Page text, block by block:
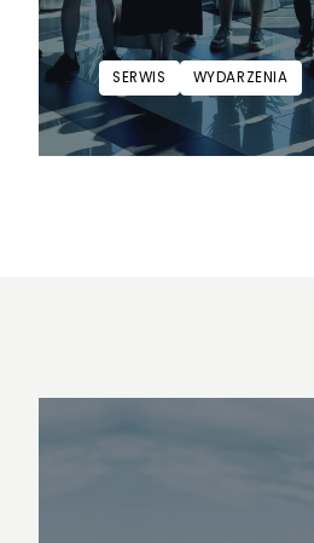
SERWIS WYDARZENIA